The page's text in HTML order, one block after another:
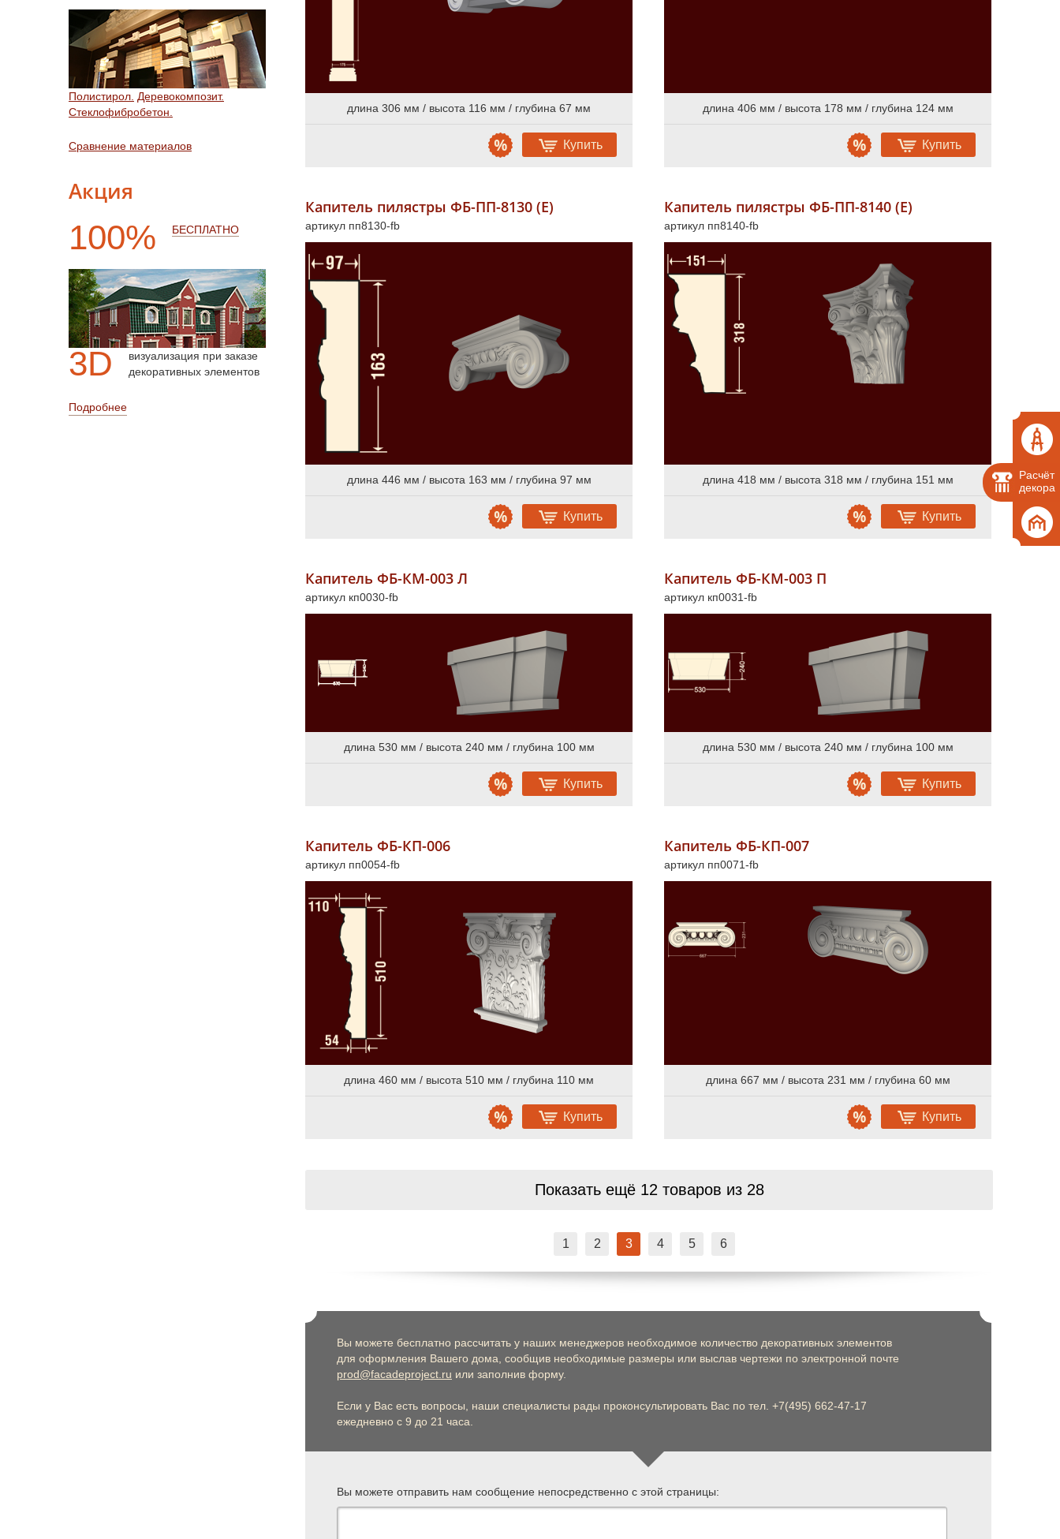
Расчёт
декора
Полистирол. Деревокомпозит.
Стеклофибробетон.
Сравнение материалов
Акция
100% БЕСПЛАТНО
3D
визуализация при заказе
декоративных элементов
Подробнее
длина 306 мм / высота 116 мм / глубина 67 мм
Купить
длина 406 мм / высота 178 мм / глубина 124 мм
Купить
Капитель пилястры ФБ-ПП-8130 (Е)
артикул пп8130-fb
длина 446 мм / высота 163 мм / глубина 97 мм
Купить
Капитель пилястры ФБ-ПП-8140 (Е)
артикул пп8140-fb
длина 418 мм / высота 318 мм / глубина 151 мм
Купить
Капитель ФБ-КМ-003 Л
артикул кп0030-fb
длина 530 мм / высота 240 мм / глубина 100 мм
Купить
Капитель ФБ-КМ-003 П
артикул кп0031-fb
длина 530 мм / высота 240 мм / глубина 100 мм
Купить
Капитель ФБ-КП-006
артикул пп0054-fb
длина 460 мм / высота 510 мм / глубина 110 мм
Купить
Капитель ФБ-КП-007
артикул пп0071-fb
длина 667 мм / высота 231 мм / глубина 60 мм
Купить
Показать ещё 12 товаров из 28
1 2 3 4 5 6
Вы можете бесплатно рассчитать у наших менеджеров необходимое количество декоративных элементов
для оформления Вашего дома, сообщив необходимые размеры или выслав чертежи по электронной почте
prod@facadeproject.ru или заполнив форму.
Если у Вас есть вопросы, наши специалисты рады проконсультировать Вас по тел. +7(495) 662-47-17
ежедневно с 9 до 21 часа.
Вы можете отправить нам сообщение непосредственно с этой страницы: